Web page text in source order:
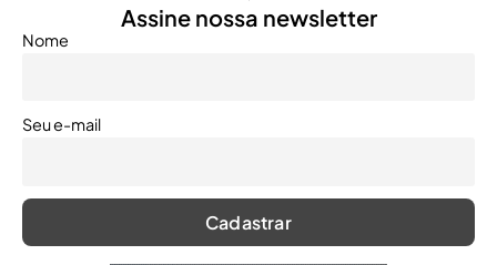
Assine nossa newsletter
Nome
Seu e-mail